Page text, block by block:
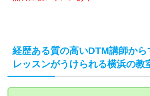
経歴ある質の高いDTM講師から
レッスンがうけられる横浜の教